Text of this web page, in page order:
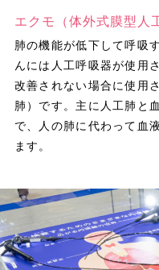
エクモ（体外式膜型人
肺の機能が低下して呼吸
んには人工呼吸器が使用
改善されない場合に使用
肺）です。主に人工肺と
で、人の肺に代わって血
ます。